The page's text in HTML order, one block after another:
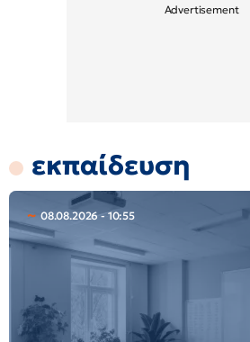
εκπαίδευση
08.08.2026 - 10:55